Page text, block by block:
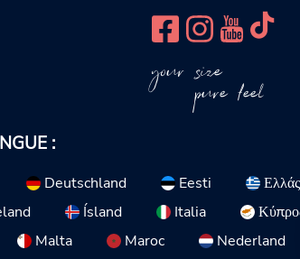
your size
pure feel
:
Deutschland Eesti
Ελλάς
Ísland Italia
Malta Maroc
Nederland